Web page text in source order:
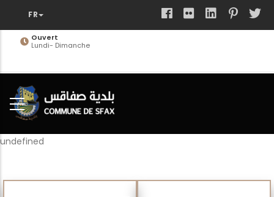
contenuOuvert
Lundi- Dimanche
undefined